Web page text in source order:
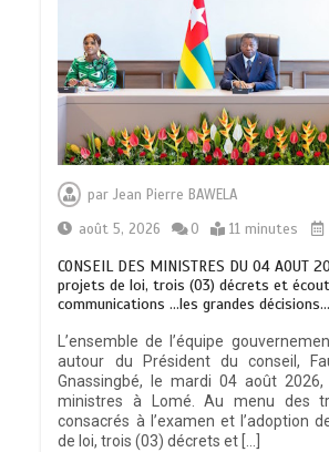
parJean Pierre BAWELA
août 5, 2026
0 11 minutes
CONSEIL DES MINISTRES DU 04 AOUT
projets de loi, trois (03) décrets et
communications …les grandes décisions…
L’ensemble de l’équipe
autour du Président du conseil,
Gnassingbé, le mardi 04 août
ministres à Lomé. Au menu des
consacrés à l’examen et l’adoption
de loi, trois (03) décrets et […]